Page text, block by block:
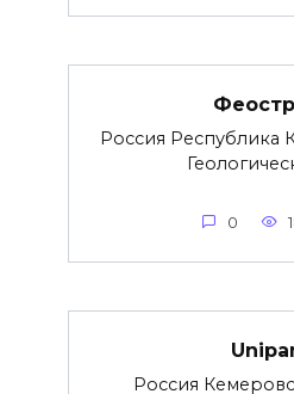
Россия Республика
0
Россия